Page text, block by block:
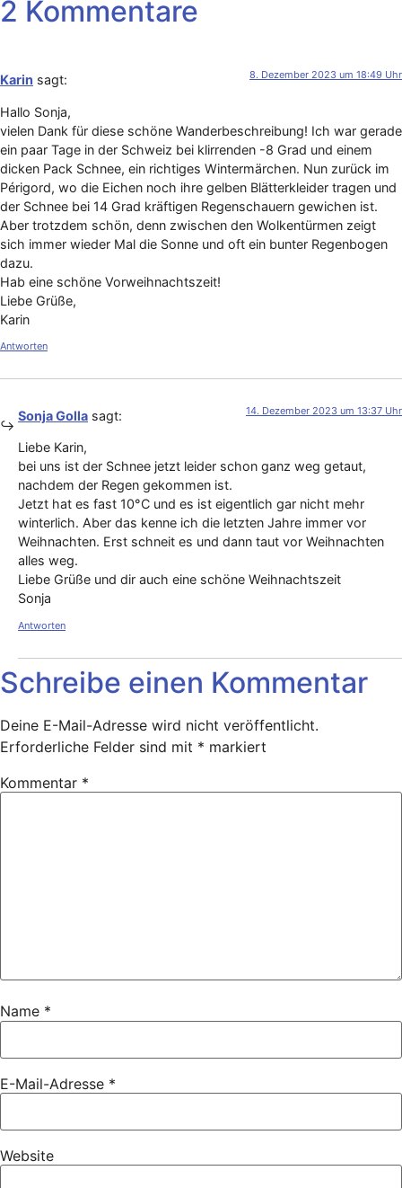
2 Kommentare
Karin sagt: 8. Dezember 2023 um 18:49 Uhr
Hallo Sonja,
vielen Dank für diese schöne Wanderbeschreibung! Ich war gerade
ein paar Tage in der Schweiz bei klirrenden -8 Grad und einem
dicken Pack Schnee, ein richtiges Wintermärchen. Nun zurück im
Périgord, wo die Eichen noch ihre gelben Blätterkleider tragen und
der Schnee bei 14 Grad kräftigen Regenschauern gewichen ist.
Aber trotzdem schön, denn zwischen den Wolkentürmen zeigt
sich immer wieder Mal die Sonne und oft ein bunter Regenbogen
dazu.
Hab eine schöne Vorweihnachtszeit!
Liebe Grüße,
Karin
Antworten
Sonja Golla sagt: 14. Dezember 2023 um 13:37 Uhr
Liebe Karin,
bei uns ist der Schnee jetzt leider schon ganz weg getaut,
nachdem der Regen gekommen ist.
Jetzt hat es fast 10°C und es ist eigentlich gar nicht mehr
winterlich. Aber das kenne ich die letzten Jahre immer vor
Weihnachten. Erst schneit es und dann taut vor Weihnachten
alles weg.
Liebe Grüße und dir auch eine schöne Weihnachtszeit
Sonja
Antworten
Schreibe einen Kommentar
Deine E-Mail-Adresse wird nicht veröffentlicht.
Erforderliche Felder sind mit * markiert
Kommentar *
Name *
E-Mail-Adresse *
Website